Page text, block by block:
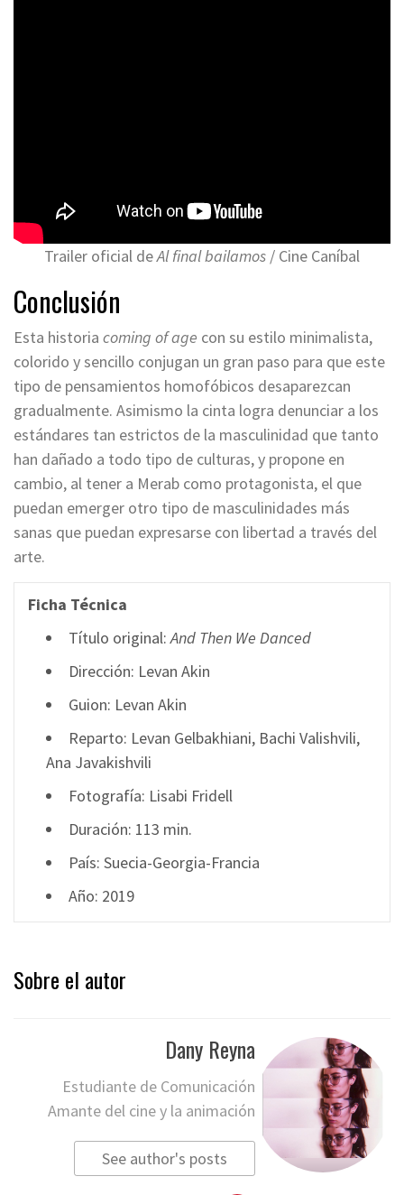
Trailer oficial deAl final bailamos / Cine Caníbal
Conclusión
Esta historia coming of age con su estilo minimalista,
colorido y sencillo conjugan un gran paso para que este
tipo de pensamientos homofóbicos desaparezcan
gradualmente. Asimismo la cinta logra denunciar a los
estándares tan estrictos de la masculinidad que tanto
han dañado a todo tipo de culturas, y propone en
cambio, al tener a Merab como protagonista, el que
puedan emerger otro tipo de masculinidades más
sanas que puedan expresarse con libertad a través del
arte.
Ficha Técnica
Título original:And Then We Danced
Dirección: Levan Akin
Guion: Levan Akin
Reparto: Levan Gelbakhiani, Bachi Valishvili,
Ana Javakishvili
Fotografía: Lisabi Fridell
Duración: 113 min.
País: Suecia-Georgia-Francia
Año: 2019
Sobre el autor
Dany Reyna
Estudiante de Comunicación
Amante del cine y la animación
See author's posts